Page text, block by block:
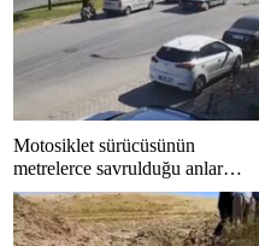
Motosiklet sürücüsünün
metrelerce savrulduğu anlar
güvenlik kamerasında